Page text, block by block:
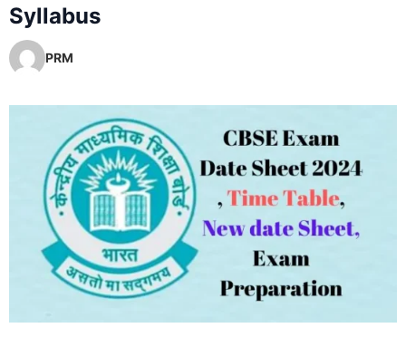
Syllabus
PRM